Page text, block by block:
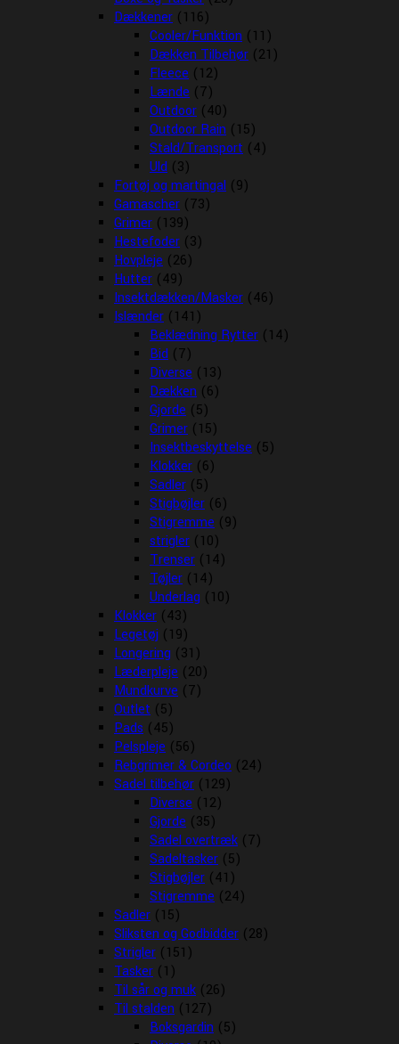
Dækkener (116)
Cooler/Funktion (11)
Dækken Tilbehør (21)
Fleece (12)
Lænde (7)
Outdoor (40)
Outdoor Rain (15)
Stald/Transport (4)
Uld (3)
Fortøj og martingal (9)
Gamascher (73)
Grimer (139)
Hestefoder (3)
Hovpleje (26)
Hutter (49)
Insektdækken/Masker (46)
Islænder (141)
Beklædning Rytter (14)
Bid (7)
Diverse (13)
Dækken (6)
Gjorde (5)
Grimer (15)
Insektbeskyttelse (5)
Klokker (6)
Sadler (5)
Stigbøjler (6)
Stigremme (9)
strigler (10)
Trenser (14)
Tøjler (14)
Underlag (10)
Klokker (43)
Legetøj (19)
Longering (31)
Læderpleje (20)
Mundkurve (7)
Outlet (5)
Pads (45)
Pelspleje (56)
Rebgrimer & Cordeo (24)
Sadel tilbehør (129)
Diverse (12)
Gjorde (35)
Sadel overtræk (7)
Sadeltasker (5)
Stigbøjler (41)
Stigremme (24)
Sadler (15)
Sliksten og Godbidder (28)
Strigler (151)
Tasker (1)
Til sår og muk (26)
Til stalden (127)
Boksgardin (5)